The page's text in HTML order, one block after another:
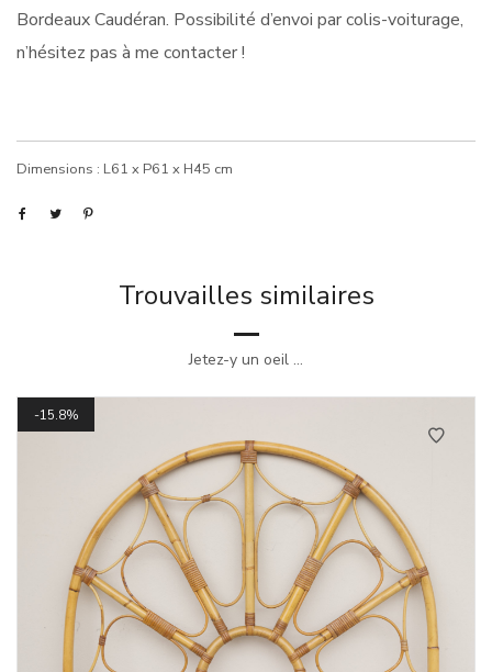
Bordeaux Caudéran. Possibilité d’envoi par colis-voiturage,
n’hésitez pas à me contacter !
Dimensions : L61 x P61 x H45 cm
Trouvailles similaires
Jetez-y un oeil ...
15.8%